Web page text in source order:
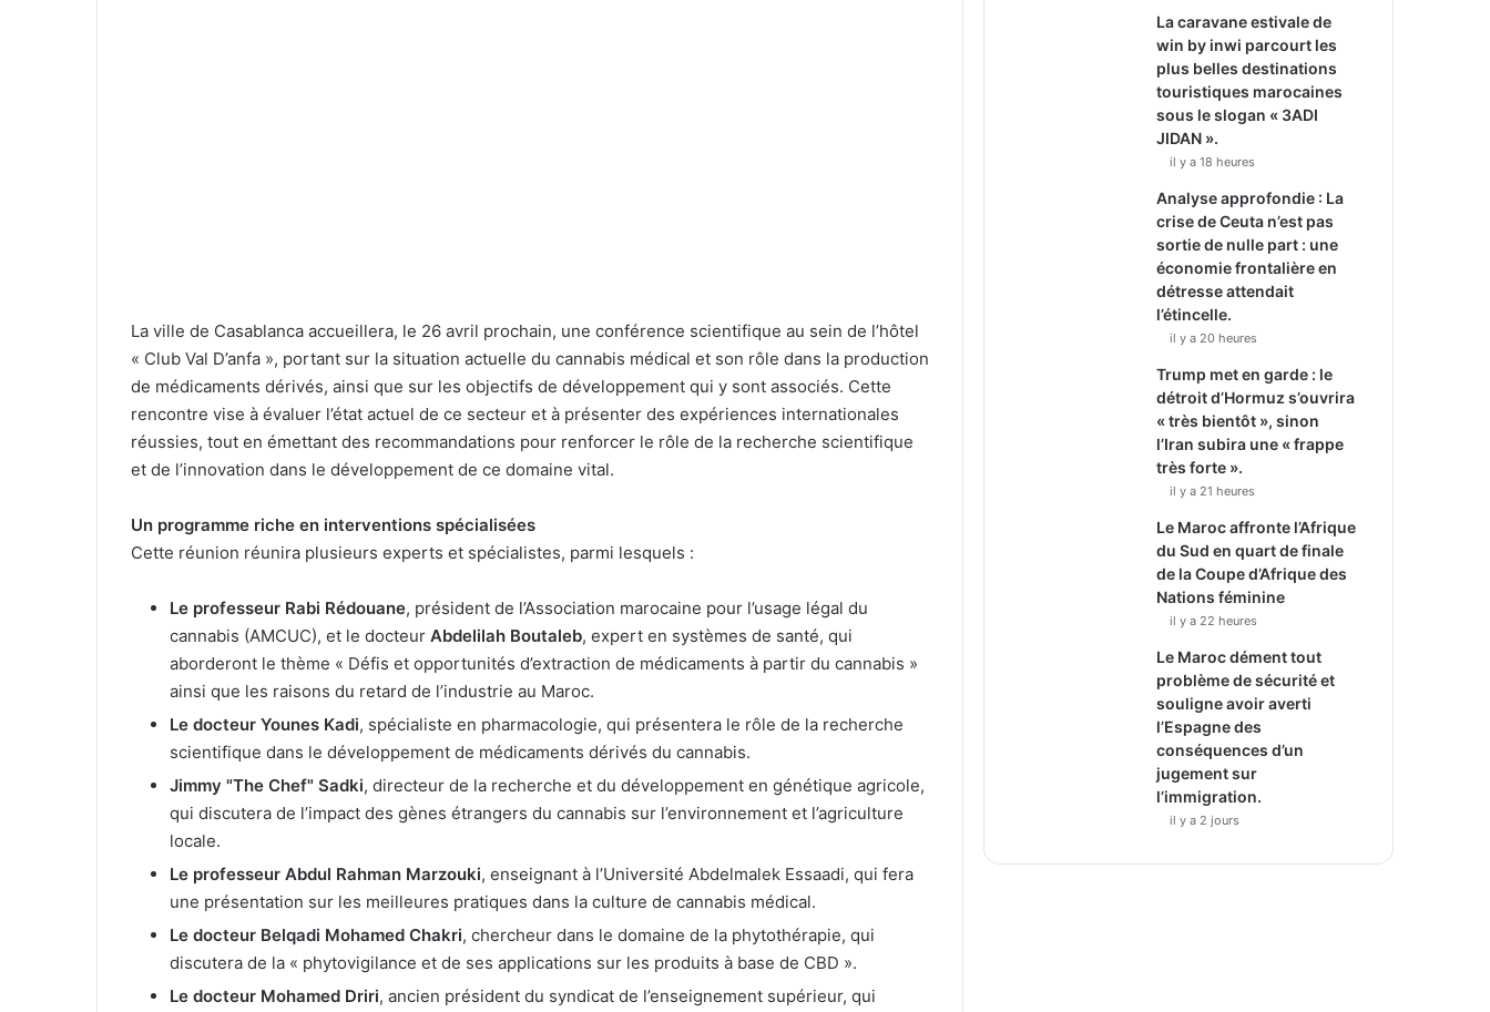
La ville de Casablanca accueillera, le 26 avril prochain, une conférence scientifique au sein de l’hôtel
« Club Val D’anfa », portant sur la situation actuelle du cannabis médical et son rôle dans la production
de médicaments dérivés, ainsi que sur les objectifs de développement qui y sont associés. Cette
rencontre vise à évaluer l’état actuel de ce secteur et à présenter des expériences internationales
réussies, tout en émettant des recommandations pour renforcer le rôle de la recherche scientifique
et de l’innovation dans le développement de ce domaine vital.
Un programme riche en interventions spécialisées
Cette réunion réunira plusieurs experts et spécialistes, parmi lesquels :
Le professeur Rabi Rédouane, président de l’Association marocaine pour l’usage légal du
cannabis (AMCUC), et le docteur Abdelilah Boutaleb, expert en systèmes de santé, qui
aborderont le thème « Défis et opportunités d’extraction de médicaments à partir du cannabis »
ainsi que les raisons du retard de l’industrie au Maroc.
Le docteur Younes Kadi, spécialiste en pharmacologie, qui présentera le rôle de la recherche
scientifique dans le développement de médicaments dérivés du cannabis.
Jimmy "The Chef" Sadki, directeur de la recherche et du développement en génétique agricole,
qui discutera de l’impact des gènes étrangers du cannabis sur l’environnement et l’agriculture
locale.
Le professeur Abdul Rahman Marzouki, enseignant à l’Université Abdelmalek Essaadi, qui fera
une présentation sur les meilleures pratiques dans la culture de cannabis médical.
Le docteur Belqadi Mohamed Chakri, chercheur dans le domaine de la phytothérapie, qui
discutera de la « phytovigilance et de ses applications sur les produits à base de CBD ».
Le docteur Mohamed Driri, ancien président du syndicat de l’enseignement supérieur, qui
La caravane estivale de
win by inwi parcourt les
plus belles destinations
touristiques marocaines
sous le slogan « 3ADI
JIDAN ».
il y a 18 heures
Analyse approfondie : La
crise de Ceuta n’est pas
sortie de nulle part : une
économie frontalière en
détresse attendait
l’étincelle.
il y a 20 heures
Trump met en garde : le
détroit d’Hormuz s’ouvrira
« très bientôt », sinon
l’Iran subira une « frappe
très forte ».
il y a 21 heures
Le Maroc affronte l’Afrique
du Sud en quart de finale
de la Coupe d’Afrique des
Nations féminine
il y a 22 heures
Le Maroc dément tout
problème de sécurité et
souligne avoir averti
l’Espagne des
conséquences d’un
jugement sur
l’immigration.
il y a 2 jours